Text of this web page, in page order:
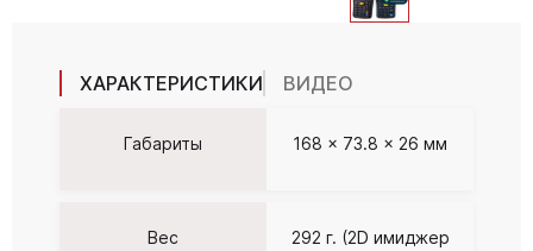
ХАРАКТЕРИСТИКИ ВИДЕО
Габариты 168 x 73.8 x 26 мм
Вес
292 г. (2D имиджер